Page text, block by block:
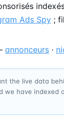
Ads Spy ;
annonceurs ·
the live data
we have indexed